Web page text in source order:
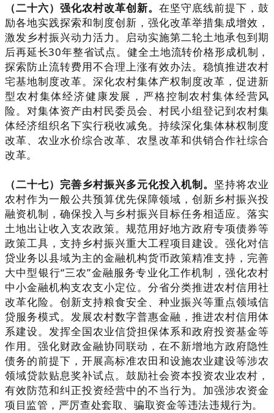
（二十六）强化农村改革创新。在坚守底线前提下，鼓
励各地实践探索和制度创新，强化改革举措集成增效，
激发乡村振兴动力活力。启动实施第二轮土地承包到期
后再延长30年整省试点。健全土地流转价格形成机制，
探索防止流转费用不合理上涨有效办法。稳慎推进农村
宅基地制度改革。深化农村集体产权制度改革，促进新
型农村集体经济健康发展，严格控制农村集体经营风
险。对集体资产由村民委员会、村民小组登记到农村集
体经济组织名下实行税收减免。持续深化集体林权制度
改革、农业水价综合改革、农垦改革和供销合作社综合
改革。
（二十七）完善乡村振兴多元化投入机制。 坚持将农业
农村作为一般公共预算优先保障领域，创新乡村振兴投
融资机制，确保投入与乡村振兴目标任务相适应。落实
土地出让收入支农政策。规范用好地方政府专项债券等
政策工具，支持乡村振兴重大工程项目建设。强化对信
贷业务以县域为主的金融机构货币政策精准支持，完善
大中型银行“三农”金融服务专业化工作机制，强化农村
中小金融机构支农支小定位。分省分类推进农村信用社
改革化险。创新支持粮食安全、种业振兴等重点领域信
贷服务模式。发展农村数字普惠金融，推进农村信用体
系建设。发挥全国农业信贷担保体系和政府投资基金等
作用。强化财政金融协同联动，在不新增地方政府隐性
债务的前提下，开展高标准农田和设施农业建设等涉农
领域贷款贴息奖补试点。鼓励社会资本投资农业农村，
有效防范和纠正投资经营中的不当行为。加强涉农资金
项目监管，严厉查处套取、骗取资金等违法违规行为。